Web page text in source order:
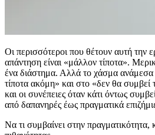
Οι περισσότεροι που θέτουν αυτή την
απάντηση είναι «μάλλον τίποτα».
ένα διάστημα. Αλλά το χάσμα ανάμεσα
τίποτα ακόμη» και στο «δεν θα συμβεί
και οι συνέπειες όταν κάτι όντως
από δαπανηρές έως πραγματικά
Να τι συμβαίνει στην